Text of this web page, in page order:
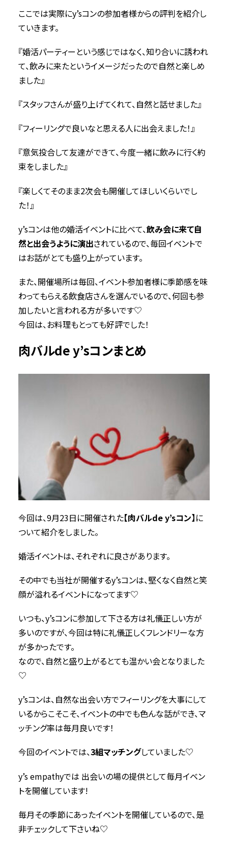
ここでは実際にy’sコンの参加者様からの評判を紹介し
ていきます。
『婚活パーティーという感じではなく、知り合いに誘われ
て、飲みに来たというイメージだったので自然と楽しめ
ました』
『スタッフさんが盛り上げてくれて、自然と話せました』
『フィーリングで良いなと思える人に出会えました！』
『意気投合して友達ができて、今度一緒に飲みに行く約
束をしました』
『楽しくてそのまま2次会も開催してほしいくらいでし
た！』
y’sコンは他の婚活イベントに比べて、飲み会に来て自
然と出会うように演出されているので、毎回イベントで
はお話がとても盛り上がっています。
また、開催場所は毎回、イベント参加者様に季節感を味
わってもらえる飲食店さんを選んでいるので、何回も参
加したいと言われる方が多いです♡
今回は、お料理もとっても好評でした！
肉バルde y’sコンまとめ
今回は、9月23日に開催された【肉バルde y’sコン】に
ついて紹介をしました。
婚活イベントは、それぞれに良さがあります。
その中でも当社が開催するy’sコンは、堅くなく自然と笑
顔が溢れるイベントになってます♡
いつも、y’sコンに参加して下さる方は礼儀正しい方が
多いのですが、今回は特に礼儀正しくフレンドリーな方
が多かったです。
なので、自然と盛り上がるとても温かい会となりました
♡
y’sコンは、自然な出会い方でフィーリングを大事にして
いるからこそこそ、イベントの中でも色んな話ができ、マ
ッチング率は毎月良いです！
今回のイベントでは、3組マッチングしていました♡
y’s empathyでは 出会いの場の提供として毎月イベン
トを開催しています!
毎月その季節にあったイベントを開催しているので、是
非チェックして下さいね♡